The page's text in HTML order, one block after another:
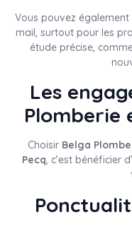
Vous pouvez
mail, surtout pour les
étude précise,
Les
Plomberie
Choisir Belga
Pecq, c’est bénéficier